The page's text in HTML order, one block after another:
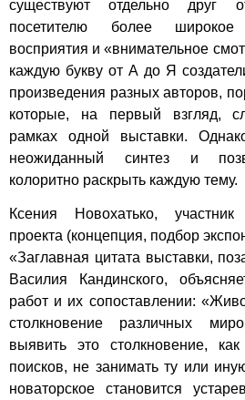
существуют отдельно друг
посетителю более широкое
восприятия и «внимательное
каждую букву от А до Я
произведения разных авторов,
которые, на первый взгляд,
рамках одной выставки.
неожиданный синтез и
колоритно раскрыть каждую тему.
Ксения Новохатько, участник
проекта (концепция, подбор
«Заглавная цитата выставки,
Василия Кандинского,
работ и их сопоставлении:
столкновение различных
выявить это столкновение,
поисков, не занимать ту или
новаторское становится